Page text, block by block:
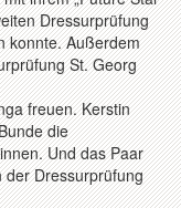
Dressurprüfung
konnte. Außerdem
St. Georg
freuen. Kerstin
die
Und das Paar
der Dressurprüfung